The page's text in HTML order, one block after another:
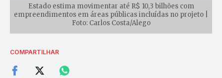
Estado estima movimentar até R$ 10,3 bilhões com
empreendimentos em áreas públicas incluídas no projeto |
Foto: Carlos Costa/Alego
COMPARTILHAR